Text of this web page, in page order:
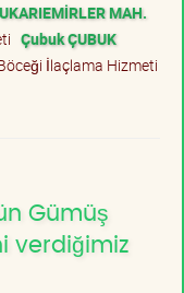
MAH.
Çubuk ÇUBUK
İlaçlama Hizmeti
Gümüş
verdiğimiz